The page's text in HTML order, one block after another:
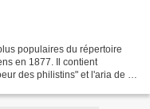
populaires du répertoire
en 1877. Il contient
des philistins" et l'aria de la